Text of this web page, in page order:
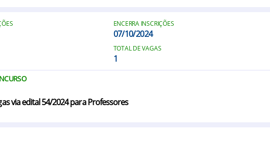
ENCERRA INSCRIÇÕES
07/10/2024
TOTAL DE VAGAS
1
via edital 54/2024 para Professores